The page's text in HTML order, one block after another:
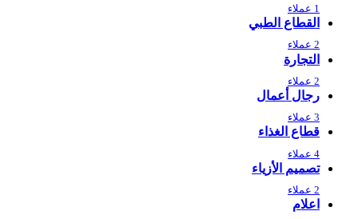
1 عملاء
القطاع الطبي
2 عملاء
التجارة
2 عملاء
رجال أعمال
3 عملاء
قطاع الغذاء
4 عملاء
تصميم الأزياء
2 عملاء
اعلام